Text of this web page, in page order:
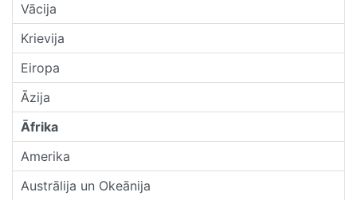
Vācija
Krievija
Eiropa
Āzija
Āfrika
Amerika
Austrālija un Okeānija